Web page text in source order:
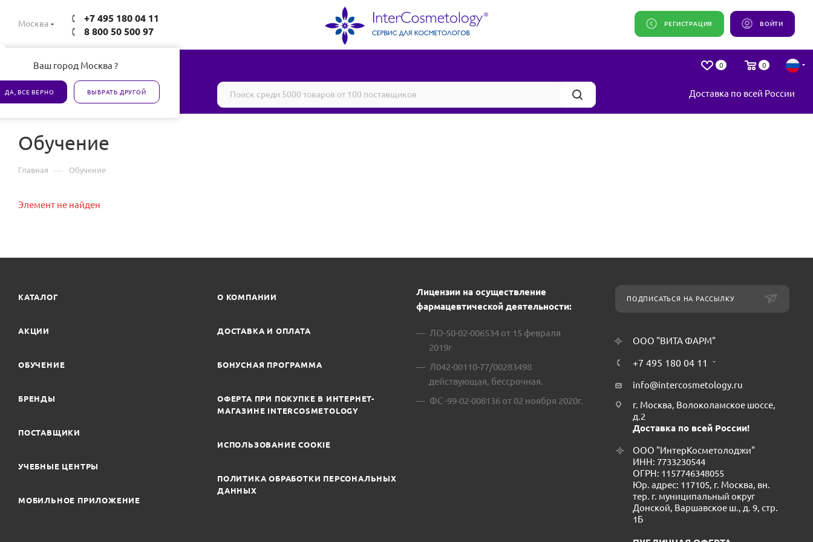
Москва
Ваш город Москва ?
ДА, ВСЕ ВЕРНО ВЫБРАТЬ ДРУГОЙ
+7 495 180 04 11
8 800 50 500 97
ВОЙТИ
РЕГИСТРАЦИЯ
0 0
Все товары сертифицированы Доставка по всей России
Обучение
Главная — Обучение
Элемент не найден
КАТАЛОГ
АКЦИИ
ОБУЧЕНИЕ
БРЕНДЫ
ПОСТАВЩИКИ
УЧЕБНЫЕ ЦЕНТРЫ
МОБИЛЬНОЕ ПРИЛОЖЕНИЕ
О КОМПАНИИ
ДОСТАВКА И ОПЛАТА
БОНУСНАЯ ПРОГРАММА
ОФЕРТА ПРИ ПОКУПКЕ В ИНТЕРНЕТ-
МАГАЗИНЕ INTERCOSMETOLOGY
ИСПОЛЬЗОВАНИЕ COOKIE
ПОЛИТИКА ОБРАБОТКИ ПЕРСОНАЛЬНЫХ
ДАННЫХ
Лицензии на осуществление
фармацевтической деятельности:
ЛО-50-02-006534 от 15 февраля
2019г
Л042-00110-77/00283498
действующая, бессрочная.
ФС -99-02-008136 от 02 ноября 2020г.
ПОДПИСАТЬСЯ НА РАССЫЛКУ
ООО "ВИТА ФАРМ"
+7 495 180 04 11
info@intercosmetology.ru
г. Москва, Волоколамское шоссе,
д.2
Доставка по всей России!
ООО "ИнтерКосметолоджи"
ИНН: 7733230544
ОГРН: 1157746348055
Юр. адрес: 117105, г. Москва, вн.
тер. г. муниципальный округ
Донской, Варшавское ш., д. 9, стр.
1Б